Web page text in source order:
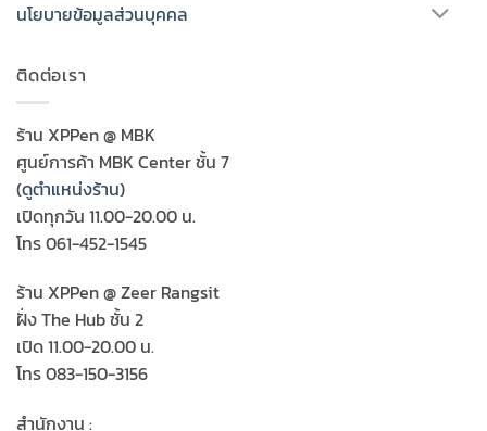
นโยบายข้อมูลส่วนบุคคล
ติดต่อเรา
ร้าน XPPen @ MBK
ศูนย์การค้า MBK Center ชั้น 7
(ดูตำแหน่งร้าน)
เปิดทุกวัน 11.00-20.00 น.
โทร 061-452-1545
ร้าน XPPen @ Zeer Rangsit
ฝั่ง The Hub ชั้น 2
เปิด 11.00-20.00 น.
โทร 083-150-3156
สำนักงาน :